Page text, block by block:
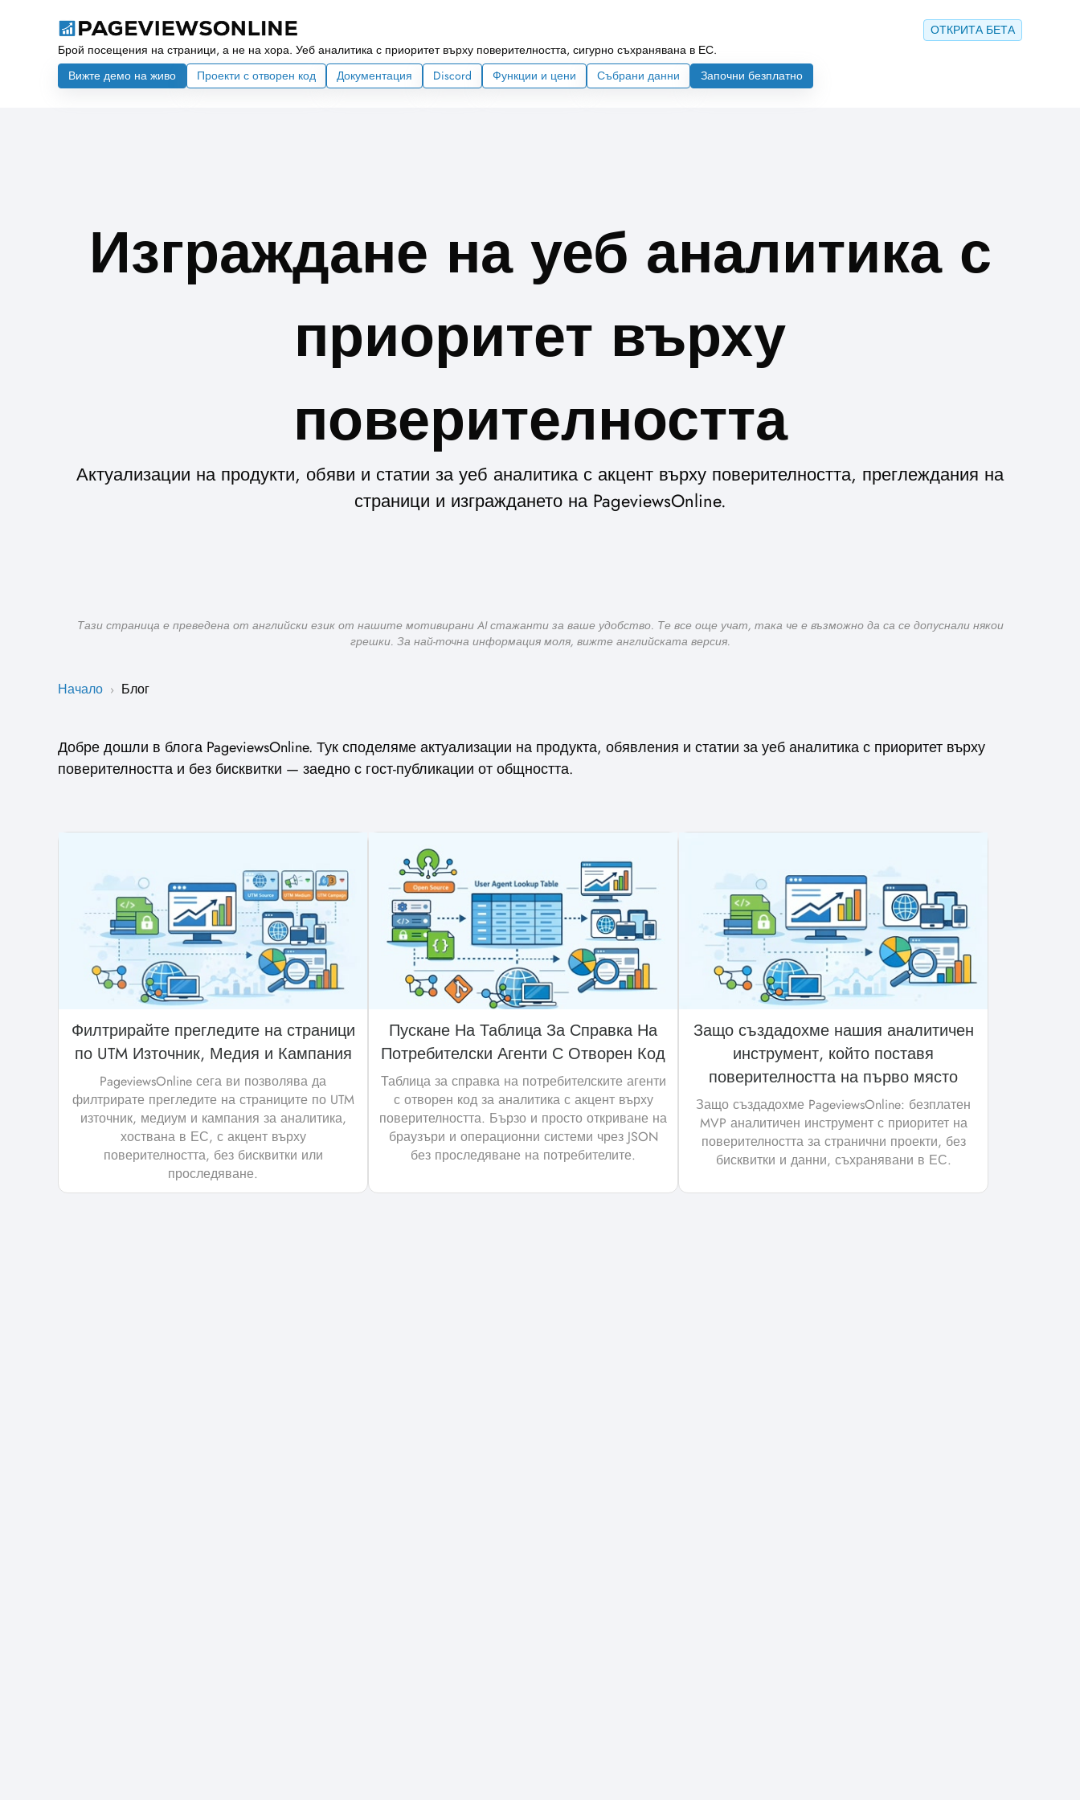
ОТКРИТА БЕТА
Брой посещения на страници, а не на хора. Уеб аналитика с приоритет върху поверителността, сигурно съхранявана в ЕС.
Вижте демо на живо
Проекти с отворен код Документация Discord Функции и цени Събрани данни Започни безплатно
Изграждане на уеб аналитика с
приоритет върху
поверителността
Актуализации на продукти, обяви и статии за уеб аналитика с акцент върху поверителността, преглеждания на
страници и изграждането на PageviewsOnline.
Тази страница е преведена от английски език от нашите мотивирани AI стажанти за ваше удобство. Те все още учат, така че е възможно да са се допуснали някои
грешки. За най-точна информация моля, вижте английската версия.
Начало › Блог
Добре дошли в блога PageviewsOnline. Тук споделяме актуализации на продукта, обявления и статии за уеб аналитика с приоритет върху
поверителността и без бисквитки — заедно с гост-публикации от общността.
Филтрирайте прегледите на страници
по UTM Източник, Медия и Кампания
PageviewsOnline сега ви позволява да
филтрирате прегледите на страниците по UTM
източник, медиум и кампания за аналитика,
хоствана в ЕС, с акцент върху
поверителността, без бисквитки или
проследяване.
Пускане На Таблица За Справка На
Потребителски Агенти С Отворен Код
Таблица за справка на потребителските агенти
с отворен код за аналитика с акцент върху
поверителността. Бързо и просто откриване на
браузъри и операционни системи чрез JSON
без проследяване на потребителите.
Защо създадохме нашия аналитичен
инструмент, който поставя
поверителността на първо място
Защо създадохме PageviewsOnline: безплатен
MVP аналитичен инструмент с приоритет на
поверителността за странични проекти, без
бисквитки и данни, съхранявани в ЕС.